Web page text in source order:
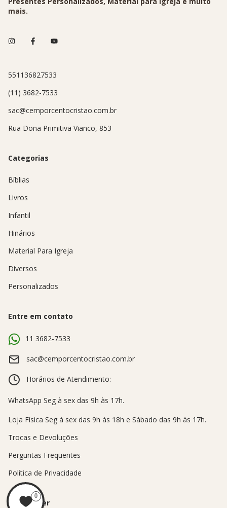
mais.
551136827533
(11) 3682-7533
sac@cemporcentocristao.com.br
Rua Dona Primitiva Vianco, 853
Categorias
Bíblias
Livros
Infantil
Hinários
Material Para Igreja
Diversos
Personalizados
Entre em contato
11 3682-7533
sac@cemporcentocristao.com.br
Horários de Atendimento:
Trocas e Devoluções
Perguntas Frequentes
Política de Privacidade
Newsletter
0